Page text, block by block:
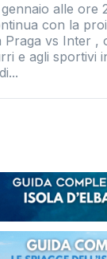
alle ore
con la
Praga vs Inter ,
e agli sportivi